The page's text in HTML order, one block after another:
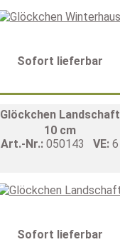
Sofort lieferbar
Glöckchen Landschaft
10 cm
Art.-Nr.: 050143 VE: 6
Sofort lieferbar